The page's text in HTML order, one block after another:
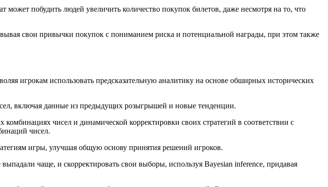
побудить людей увеличить количество покупок билетов, даже несмотря на то, что
свои привычки покупок с пониманием риска и потенциальной награды, при этом также
игрокам использовать предсказательную аналитику на основе обширных исторических
включая данные из предыдущих розыгрышей и новые тенденции.
чисел и динамической корректировки своих стратегий в соответствии с
чисел.
игры, улучшая общую основу принятия решений игроков.
чаще, и скорректировать свои выборы, используя Bayesian inference, придавая